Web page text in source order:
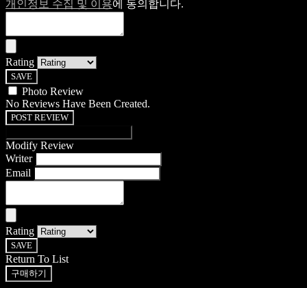
개인정보 수집 및 이용에 동의합니다.
Rating
SAVE
Photo Review
No Reviews Have Been Created.
POST REVIEW
Modify Review
Writer
Email
Rating
SAVE
Return To List
구매하기